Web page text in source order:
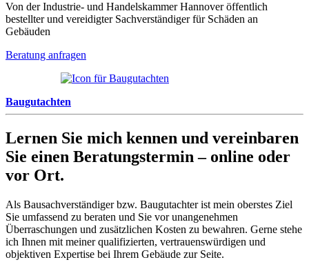
Von der Industrie- und Handelskammer Hannover öffentlich
bestellter und vereidigter Sachverständiger für Schäden an
Gebäuden
Beratung anfragen
Bau­gutachten
Lernen Sie mich kennen und vereinbaren
Sie einen Beratungstermin – online oder
vor Ort.
Als Bausachverständiger bzw. Baugutachter ist mein oberstes Ziel
Sie umfassend zu beraten und Sie vor unangenehmen
Überraschungen und zusätzlichen Kosten zu bewahren. Gerne stehe
ich Ihnen mit meiner qualifizierten, vertrauenswürdigen und
objektiven Expertise bei Ihrem Gebäude zur Seite.